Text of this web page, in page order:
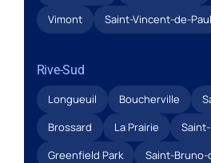
Vimont Saint-Vincent-de-Paul
Rive-Sud
Longueuil Boucherville
Brossard
La Prairie
Greenfield Park
Saint-